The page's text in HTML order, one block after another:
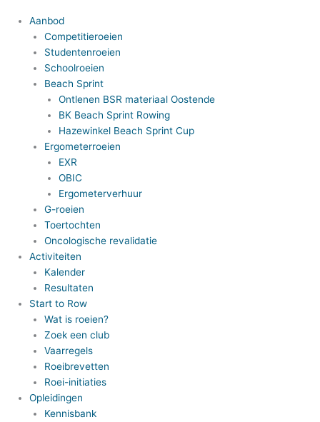
Aanbod
Competitieroeien
Studentenroeien
Schoolroeien
Beach Sprint
Ontlenen BSR materiaal Oostende
BK Beach Sprint Rowing
Hazewinkel Beach Sprint Cup
Ergometerroeien
EXR
OBIC
Ergometerverhuur
G-roeien
Toertochten
Oncologische revalidatie
Activiteiten
Kalender
Resultaten
Start to Row
Wat is roeien?
Zoek een club
Vaarregels
Roeibrevetten
Roei-initiaties
Opleidingen
Kennisbank